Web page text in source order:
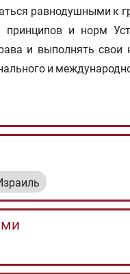
равнодушными
принципов и норм
и выполнять
и